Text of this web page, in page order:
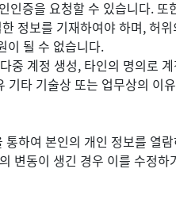
인증을 요청할 수 있습니다.
정보를 기재하여야 하며, 허
이 될 수 없습니다.
중 계정 생성, 타인의 명의로
기타 기술상 또는 업무상의 이
하여 본인의 개인 정보를 열
변동이 생긴 경우 이를 수정